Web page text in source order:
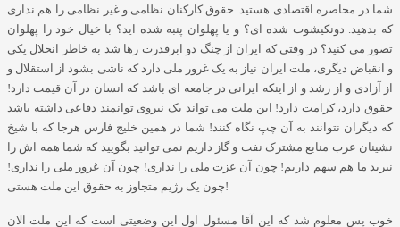
شما در محاصره اقتصادی هستید حقوق کارکنان نظامی و غیر نظامی را هم نداری
که بدهید
دونکیشوت شده ای؟ و یا پهلوان پنبه شده اید؟ با خیال خود را پهلوان
تصور می کنید؟ در وقتی که ایران از چنگ دو ابرقدرت رها شد به خاطر انحلال یکی
و انقباض دیگری، ملت ایران نیاز به یک غرور ملی دارد که ناشی بشود از استقلال و
از آزادی و از رشد و از اینکه ایرانی در جامعه ای باشد که انسان در آن قیمت دارد !
حقوق دارد، کرامت دارد ! این ملت می تواند یک نیروی توانمند دفاعی داشته باشد
که دیگران نتوانند به آن چپ نگاه کنند ! شما در همین خلیج فارس هرجا که با شیخ
نشینان عرب منابع مشترک نفت و گاز داریم نمی توانید بگویید که شما همه اش را
نبرید ما هم سهم داریم ! چون آن عزت ملی را نداری! چون آن غرور ملی را نداری!
چون یک رژیم متجاوز به حقوق این ملت هستی!
خوب پس معلوم شد که این آقا مسئول اول این وضعیتی است که این ملت الان